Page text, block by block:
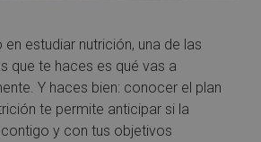
estudiar nutrición, una de las
que te haces es qué vas a
Y haces bien: conocer el plan
te permite anticipar si la
y con tus objetivos